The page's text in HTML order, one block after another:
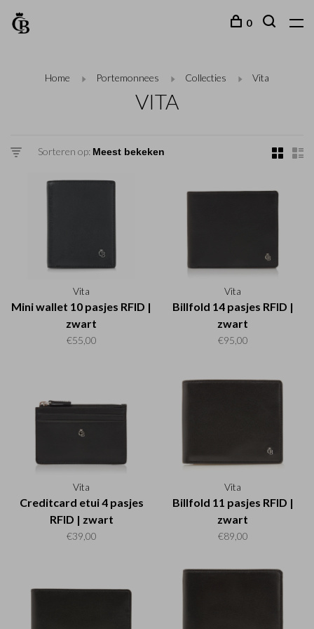
0
Home Portemonnees Collecties Vita
VITA
Sorteren op:
Vita
Mini wallet 10 pasjes RFID |
zwart
€55,00
Vita
Billfold 14 pasjes RFID |
zwart
€95,00
Vita
Creditcard etui 4 pasjes
RFID | zwart
€39,00
Vita
Billfold 11 pasjes RFID |
zwart
€89,00